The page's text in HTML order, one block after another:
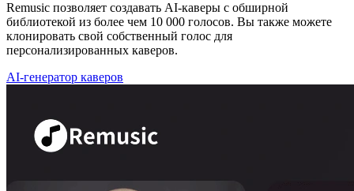
Remusic позволяет создавать AI-каверы с обширной
библиотекой из более чем 10 000 голосов. Вы также можете
клонировать свой собственный голос для
персонализированных каверов.
AI-генератор каверов